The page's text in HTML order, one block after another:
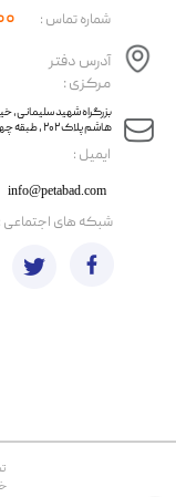
​ایمیل :
آدرس دفتر
مرکزی :
info@petabad.com
​​بزرگراه شهید سلیمانی،
هاشم پلاک ۲۰۲ ، طبقه چهارم، واحد ۴۳
شماره تماس :
​شبکه های اجتماعی :